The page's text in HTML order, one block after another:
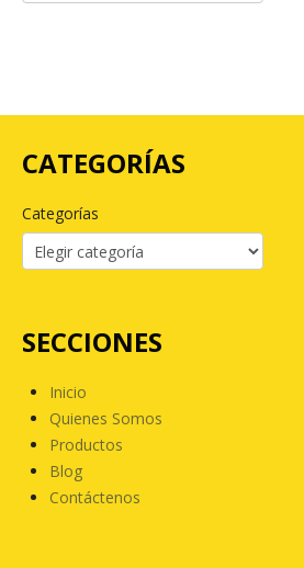
CATEGORÍAS
Categorías
SECCIONES
Inicio
Quienes Somos
Productos
Blog
Contáctenos